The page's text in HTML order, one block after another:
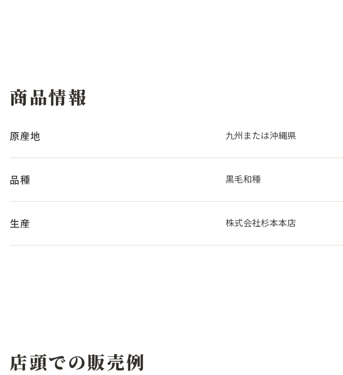
商品情報
原産地 九州または沖縄県
品種 黒毛和種
生産 株式会社杉本本店
店頭での販売例